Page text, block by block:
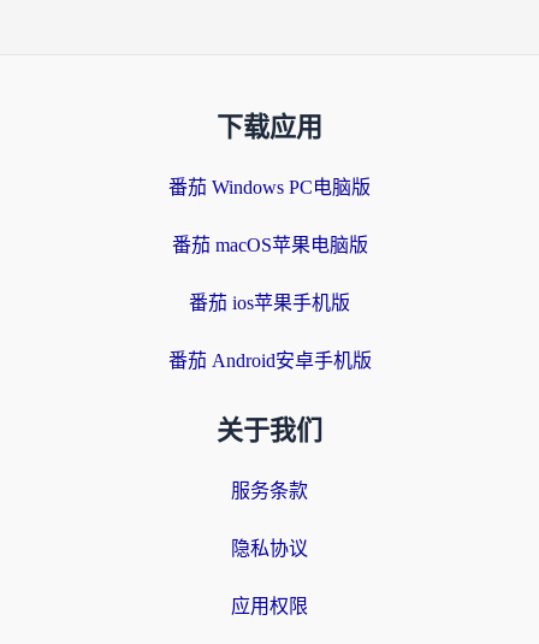
下载应用
番茄 Windows PC电脑版
番茄 macOS苹果电脑版
番茄 ios苹果手机版
番茄 Android安卓手机版
关于我们
服务条款
隐私协议
应用权限